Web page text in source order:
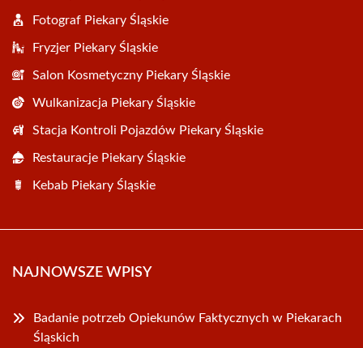
Fotograf Piekary Śląskie
Fryzjer Piekary Śląskie
Salon Kosmetyczny Piekary Śląskie
Wulkanizacja Piekary Śląskie
Stacja Kontroli Pojazdów Piekary Śląskie
Restauracje Piekary Śląskie
Kebab Piekary Śląskie
NAJNOWSZE WPISY
Badanie potrzeb Opiekunów Faktycznych w Piekarach
Śląskich